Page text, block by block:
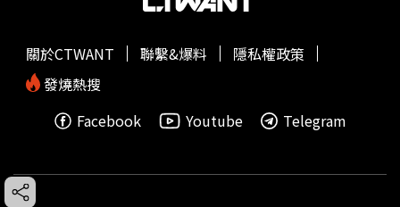
關於CTWANT 聯繫&爆料
隱私權政策
發燒熱搜
Facebook
Youtube Telegram